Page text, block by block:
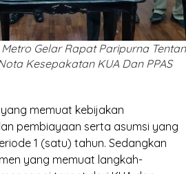
Gelar Rapat Paripurna
Kesepakatan KUA Dan PPAS
memuat kebijakan
pembiayaan serta asumsi yang
1 (satu) tahun. Sedangkan
yang memuat langkah-